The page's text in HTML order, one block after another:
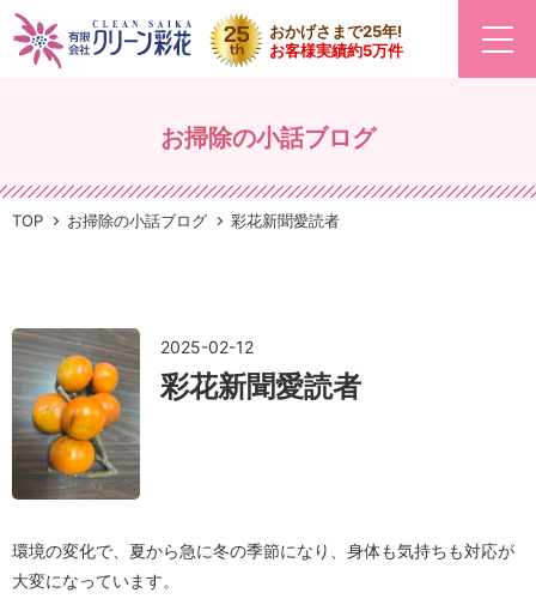
おかげさまで25年!
お客様実績約5万件
お掃除の小話ブログ
TOP お掃除の小話ブログ 彩花新聞愛読者
2025-02-12
彩花新聞愛読者
環境の変化で、夏から急に冬の季節になり、身体も気持ちも対応が
大変になっています。